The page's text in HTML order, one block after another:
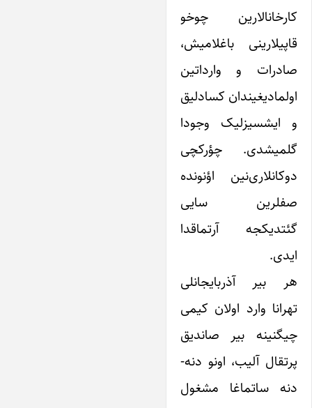
کارخانالارین چوخو
قاپیلارینی باغلامیش،
صادرات و وارداتین
اولمادیغیندان کسادلیق
و ایشسیزلیک وجودا
گلمیشدی. چؤرکچی
دوکانلاری‌نین اؤنونده
صفلرین سایی
گئتدیکجه آرتماقدا
ایدی.
هر بیر آذربایجانلی
تهرانا وارد اولان کیمی
چیگنینه بیر صاندیق
پرتقال آلیب، اونو دنه-
دنه ساتماغا مشغول